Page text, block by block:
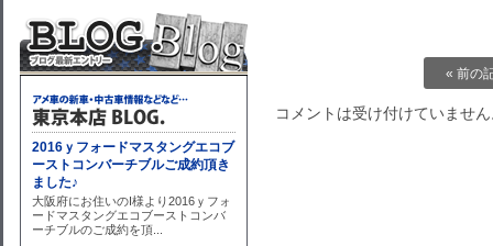
« 前の
コメントは受け付けていませ